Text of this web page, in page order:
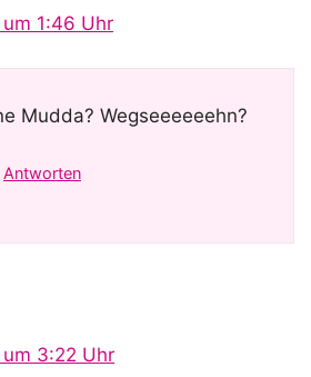
1:46 Uhr
Mudda? Wegseeeeeehn?
Antworten
3:22 Uhr